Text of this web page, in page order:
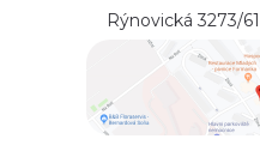
Rýnovická 3273/